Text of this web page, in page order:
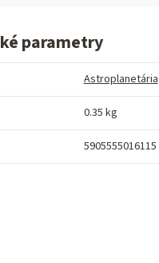
parametry
Astroplanetária
0.35 kg
5905555016115